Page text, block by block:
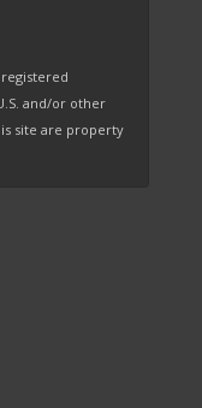
and/or other
site are property